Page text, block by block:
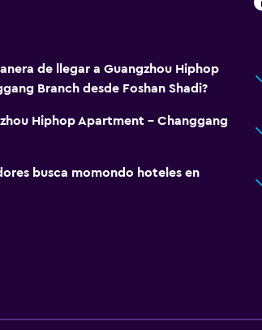
de llegar a Guangzhou Hiphop
Branch desde Foshan Shadi?
Hiphop Apartment - Changgang
busca momondo hoteles en